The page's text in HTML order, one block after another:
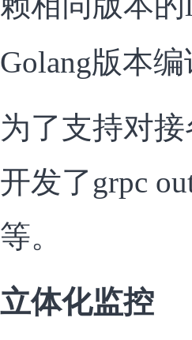
Golang版本
为了支持对
开发了grpc
等。
立体化监控